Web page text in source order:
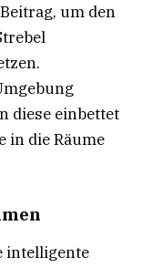
um den
diese einbettet
in die Räume
intelligente